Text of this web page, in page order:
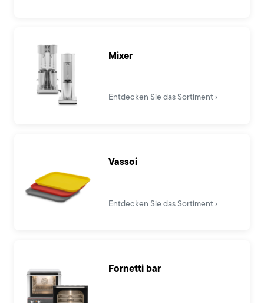
Mixer
Entdecken Sie das Sortiment
Vassoi
Entdecken Sie das Sortiment
Fornetti bar